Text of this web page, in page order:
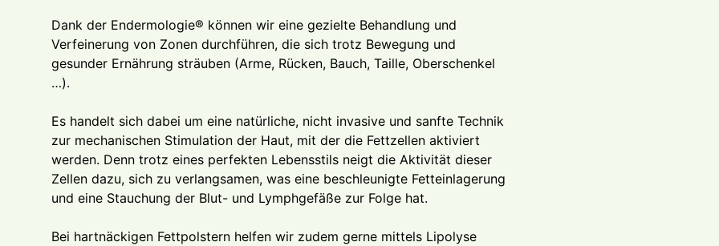
Dank der Endermologie® können wir eine gezielte Behandlung und
Verfeinerung von Zonen durchführen, die sich trotz Bewegung und
gesunder Ernährung sträuben (Arme, Rücken, Bauch, Taille, Oberschenkel
…).
Es handelt sich dabei um eine natürliche, nicht invasive und sanfte Technik
zur mechanischen Stimulation der Haut, mit der die Fettzellen aktiviert
werden. Denn trotz eines perfekten Lebensstils neigt die Aktivität dieser
Zellen dazu, sich zu verlangsamen, was eine beschleunigte Fetteinlagerung
und eine Stauchung der Blut- und Lymphgefäße zur Folge hat.
Bei hartnäckigen Fettpolstern helfen wir zudem gerne mittels Lipolyse